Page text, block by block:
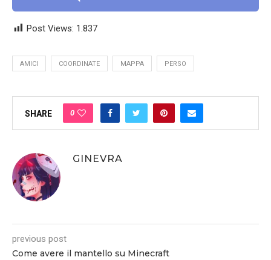
Post Views: 1.837
AMICI COORDINATE MAPPA PERSO
SHARE 0
GINEVRA
previous post
Come avere il mantello su Minecraft